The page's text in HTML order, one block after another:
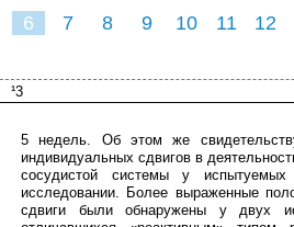
6 7 8 9 10 11 12
¹3
5 недель. Об этом же
индивидуальных сдвигов в
сосудистой системы у
исследовании. Более выраженные
сдвиги были обнаружены у двух